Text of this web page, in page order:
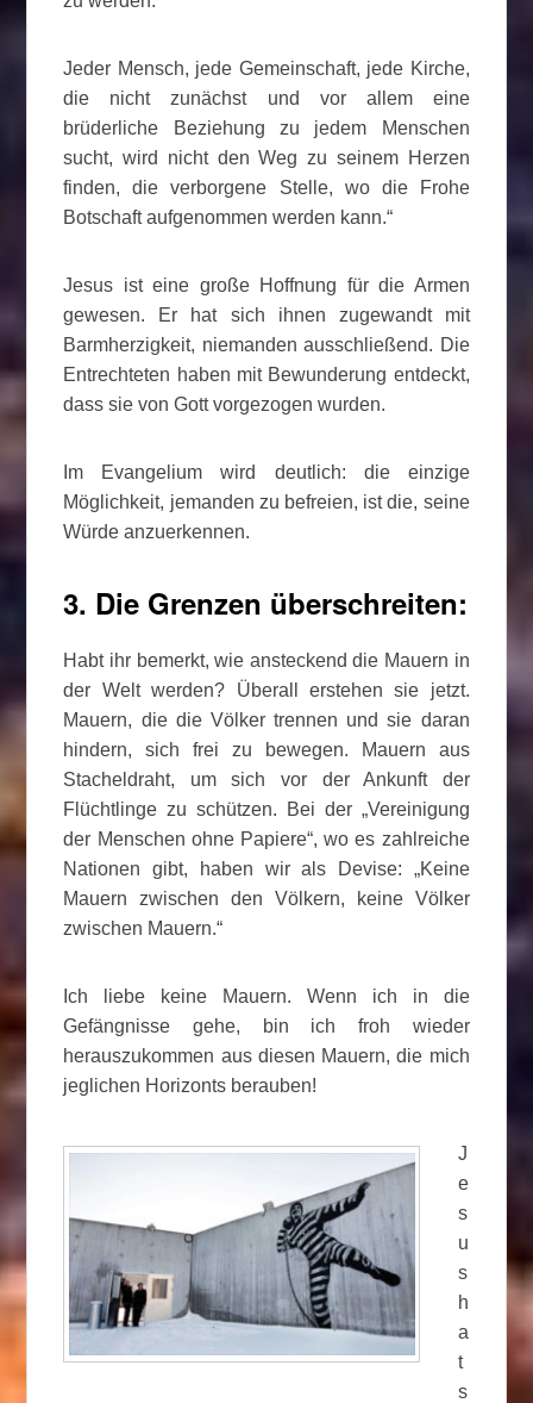
Jeder Mensch, jede Gemeinschaft, jede Kirche,
die nicht zunächst und vor allem eine
brüderliche Beziehung zu jedem Menschen
sucht, wird nicht den Weg zu seinem Herzen
finden, die verborgene Stelle, wo die Frohe
Botschaft aufgenommen werden kann.“
Jesus ist eine große Hoffnung für die Armen
gewesen. Er hat sich ihnen zugewandt mit
Barmherzigkeit, niemanden ausschließend. Die
Entrechteten haben mit Bewunderung entdeckt,
dass sie von Gott vorgezogen wurden.
Im Evangelium wird deutlich: die einzige
Möglichkeit, jemanden zu befreien, ist die, seine
Würde anzuerkennen.
3. Die Grenzen überschreiten:
Habt ihr bemerkt, wie ansteckend die Mauern in
der Welt werden? Überall erstehen sie jetzt.
Mauern, die die Völker trennen und sie daran
hindern, sich frei zu bewegen. Mauern aus
Stacheldraht, um sich vor der Ankunft der
Flüchtlinge zu schützen. Bei der „Vereinigung
der Menschen ohne Papiere“, wo es zahlreiche
Nationen gibt, haben wir als Devise: „Keine
Mauern zwischen den Völkern, keine Völker
zwischen Mauern.“
Ich liebe keine Mauern. Wenn ich in die
Gefängnisse gehe, bin ich froh wieder
herauszukommen aus diesen Mauern, die mich
jeglichen Horizonts berauben!
J
e
s
u
s
h
a
t
s